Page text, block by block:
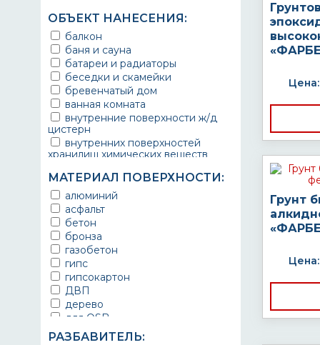
ОБЪЕКТ НАНЕСЕНИЯ:
балкон
баня и сауна
батареи и радиаторы
беседки и скамейки
бревенчатый дом
ванная комната
внутренние поверхности ж/д
цистерн
внутренних поверхностей
хранилищ химических веществ
ворота
выхлопные системы
автомобилей
газопроводы
гараж
гидротехнические сооружения
городской транспорт
грузовые вагоны
двери металлические
детали двигателей
детали машин
для автомобилей
МАТЕРИАЛ ПОВЕРХНОСТИ:
алюминий
асфальт
бетон
бронза
газобетон
гипс
гипсокартон
ДВП
дерево
для OSB
для бетона
РАЗБАВИТЕЛЬ:
Цена:
Грунт
Цена: